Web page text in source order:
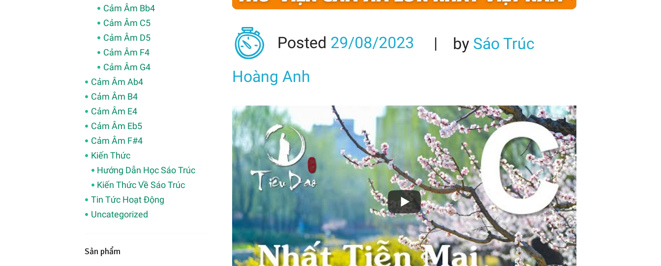
Posted 29/08/2023 by Sáo Trúc
Hoàng Anh
Cảm Âm Bb4
Cảm Âm C5
Cảm Âm D5
Cảm Âm F4
Cảm Âm G4
Cảm Âm Ab4
Cảm Âm B4
Cảm Âm E4
Cảm Âm Eb5
Cảm Âm F#4
Kiến Thức
Hướng Dẫn Học Sáo Trúc
Kiến Thức Về Sáo Trúc
Tin Tức Hoạt Động
Uncategorized
Sản phẩm